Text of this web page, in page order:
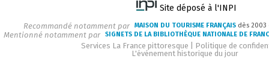
Site déposé à l'INPI
Recommandé notamment par MAISON DU TOURISME FRANÇAIS dès
Mentionné notamment par SIGNETS DE LA BIBLIOTHÈQUE NATIONALE DE
Services La France pittoresque
Politique de
L'événement historique du jour